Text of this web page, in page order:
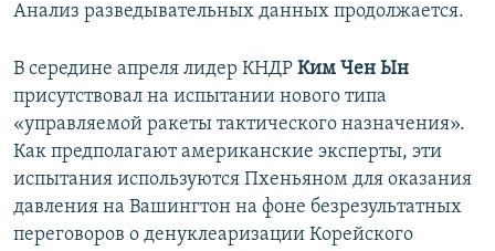
Анализ разведывательных данных продолжается.
В середине апреля лидер КНДР Ким Чен Ын
присутствовал на испытании нового типа
«управляемой ракеты тактического назначения».
Как предполагают американские эксперты, эти
испытания используются Пхеньяном для оказания
давления на Вашингтон на фоне безрезультатных
переговоров о денуклеаризации Корейского